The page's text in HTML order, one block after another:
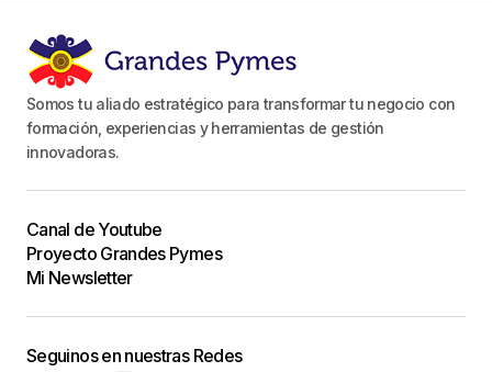
Somos tu aliado estratégico para transformar tu negocio con
formación, experiencias y herramientas de gestión
innovadoras.
Canal de Youtube
Proyecto Grandes Pymes
Mi Newsletter
Seguinos en nuestras Redes